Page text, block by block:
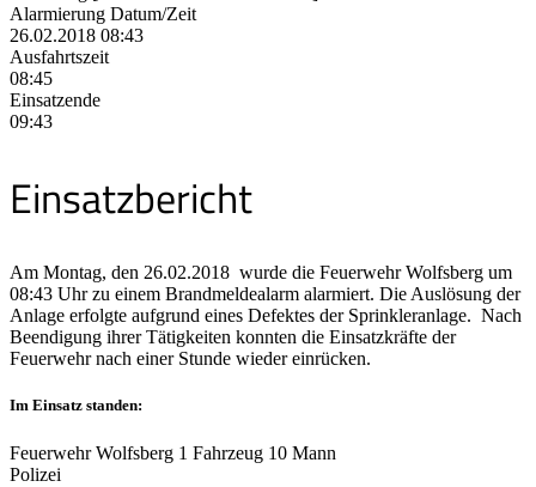
Alarmierung Datum/Zeit
26.02.2018 08:43
Ausfahrtszeit
08:45
Einsatzende
09:43
Einsatzbericht
Am Montag, den 26.02.2018 wurde die Feuerwehr Wolfsberg um
08:43 Uhr zu einem Brandmeldealarm alarmiert. Die Auslösung der
Anlage erfolgte aufgrund eines Defektes der Sprinkleranlage. Nach
Beendigung ihrer Tätigkeiten konnten die Einsatzkräfte der
Feuerwehr nach einer Stunde wieder einrücken.
Im Einsatz standen:
Feuerwehr Wolfsberg 1 Fahrzeug 10 Mann
Polizei